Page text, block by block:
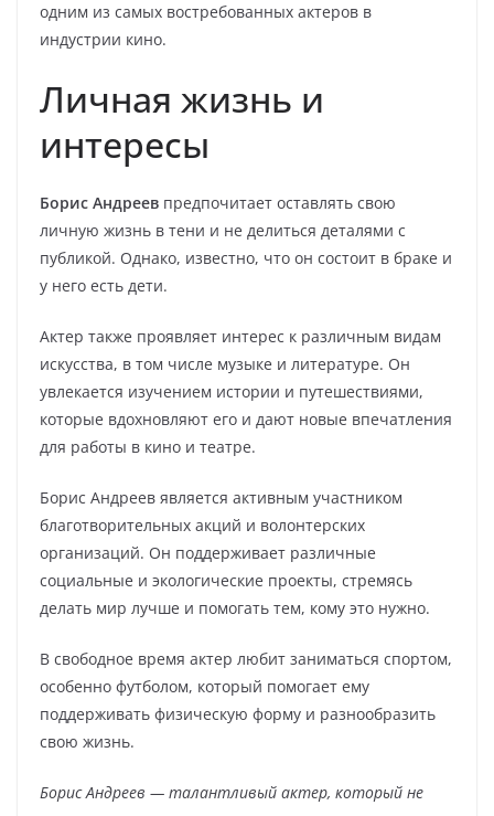
одним из самых востребованных актеров в
индустрии кино.
Личная жизнь и
интересы
Борис Андреев предпочитает оставлять свою
личную жизнь в тени и не делиться деталями с
публикой. Однако, известно, что он состоит в браке и
у него есть дети.
Актер также проявляет интерес к различным видам
искусства, в том числе музыке и литературе. Он
увлекается изучением истории и путешествиями,
которые вдохновляют его и дают новые впечатления
для работы в кино и театре.
Борис Андреев является активным участником
благотворительных акций и волонтерских
организаций. Он поддерживает различные
социальные и экологические проекты, стремясь
делать мир лучше и помогать тем, кому это нужно.
В свободное время актер любит заниматься спортом,
особенно футболом, который помогает ему
поддерживать физическую форму и разнообразить
свою жизнь.
Борис Андреев — талантливый актер, который не